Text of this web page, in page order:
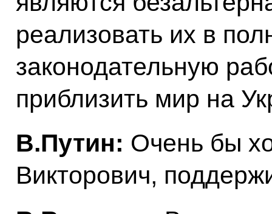
реализовать их в
законодательную
приблизить мир на
В.Путин: Очень бы
Викторович,